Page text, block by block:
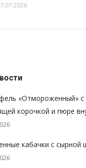
«Отмороженный» с
корочкой и пюре
кабачки с сырной